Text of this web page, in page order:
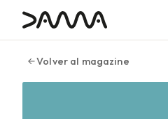
contenido
Volver al magazine